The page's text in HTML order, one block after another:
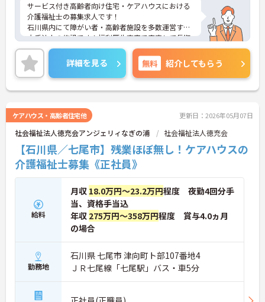
サービス付き高齢者向け住宅・ケアハウスにおける
介護福祉士の募集求人です！
石川県内にて障がい者・高齢者施設を多数運営する
大手法人の施設です！福利厚生充実で安定して長期
で働けます！
ご興味ある方には、面接のポイントなど、さらに詳
細をお話致しますのでお気軽にご相談ください。
詳細を見る 無料 紹介してもらう
ケアハウス・高齢者住宅他 更新日：2026年05月07日
社会福祉法人徳充会アンジェリィなぎの浦 社会福祉法人徳充会
【石川県／七尾市】残業ほぼ無し！ケアハウスの
介護福祉士募集《正社員》
給料
月収 18.0万円～23.2万円程度 夜勤4回分手
当、資格手当込
年収 275万円～358万円程度 賞与4.0ヵ月
の場合
勤務地
石川県 七尾市 津向町ト部107番地4
ＪＲ七尾線「七尾駅」バス・車5分